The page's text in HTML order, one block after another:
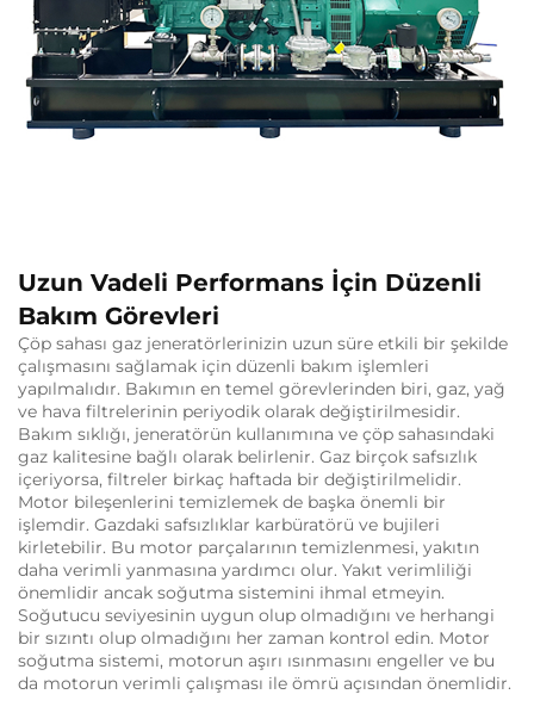
Uzun Vadeli Performans İçin Düzenli
Bakım Görevleri
Çöp sahası gaz jeneratörlerinizin uzun süre etkili bir şekilde
çalışmasını sağlamak için düzenli bakım işlemleri
yapılmalıdır. Bakımın en temel görevlerinden biri, gaz, yağ
ve hava filtrelerinin periyodik olarak değiştirilmesidir.
Bakım sıklığı, jeneratörün kullanımına ve çöp sahasındaki
gaz kalitesine bağlı olarak belirlenir. Gaz birçok safsızlık
içeriyorsa, filtreler birkaç haftada bir değiştirilmelidir.
Motor bileşenlerini temizlemek de başka önemli bir
işlemdir. Gazdaki safsızlıklar karbüratörü ve bujileri
kirletebilir. Bu motor parçalarının temizlenmesi, yakıtın
daha verimli yanmasına yardımcı olur. Yakıt verimliliği
önemlidir ancak soğutma sistemini ihmal etmeyin.
Soğutucu seviyesinin uygun olup olmadığını ve herhangi
bir sızıntı olup olmadığını her zaman kontrol edin. Motor
soğutma sistemi, motorun aşırı ısınmasını engeller ve bu
da motorun verimli çalışması ile ömrü açısından önemlidir.